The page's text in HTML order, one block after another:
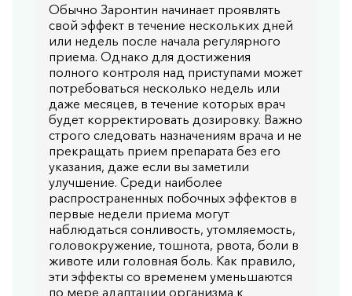
Обычно Заронтин начинает проявлять
свой эффект в течение нескольких дней
или недель после начала регулярного
приема. Однако для достижения
полного контроля над приступами может
потребоваться несколько недель или
даже месяцев, в течение которых врач
будет корректировать дозировку. Важно
строго следовать назначениям врача и не
прекращать прием препарата без его
указания, даже если вы заметили
улучшение. Среди наиболее
распространенных побочных эффектов в
первые недели приема могут
наблюдаться сонливость, утомляемость,
головокружение, тошнота, рвота, боли в
животе или головная боль. Как правило,
эти эффекты со временем уменьшаются
по мере адаптации организма к